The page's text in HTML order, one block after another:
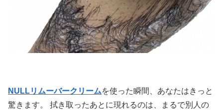
NULLリムーバークリームを使った瞬間、あなたはきっと
驚きます。 拭き取ったあとに現れるのは、まるで別人の